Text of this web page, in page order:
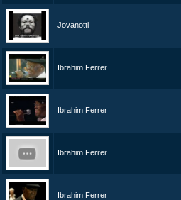
Jovanotti
Ibrahim Ferrer
Ibrahim Ferrer
Ibrahim Ferrer
Ibrahim Ferrer